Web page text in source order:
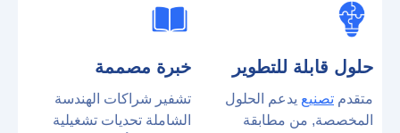
حلول قابلة للتطوير
متقدم تصنيع يدعم الحلول
المخصصة, من مطابقة
خبرة مصممة
تشفير شراكات الهندسة
الشاملة تحديات تشغيلية